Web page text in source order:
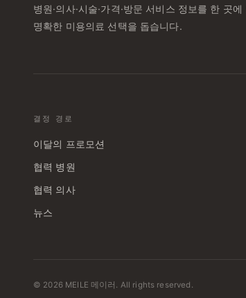
병원·의사·시술·가격·방문 서비스 정보를 한 곳
명확한 미용의료 선택을 돕습니다.
결정 경로
이달의 프로모션
협력 병원
협력 의사
뉴스
© 2026 MEILE 메이러. All rights reserved.